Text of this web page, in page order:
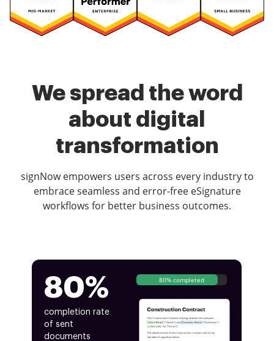
We spread the word
about digital
transformation
signNow empowers users across every industry to
embrace seamless and error-free eSignature
workflows for better business outcomes.
80%
completion rate
of sent
documents
80% completed